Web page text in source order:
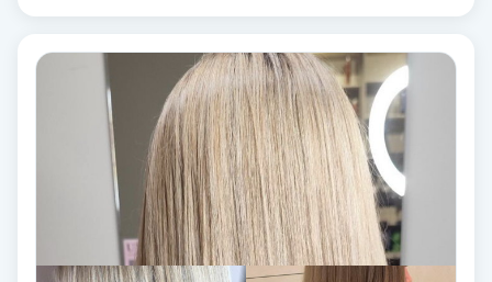
Mesoterapi
Microshading